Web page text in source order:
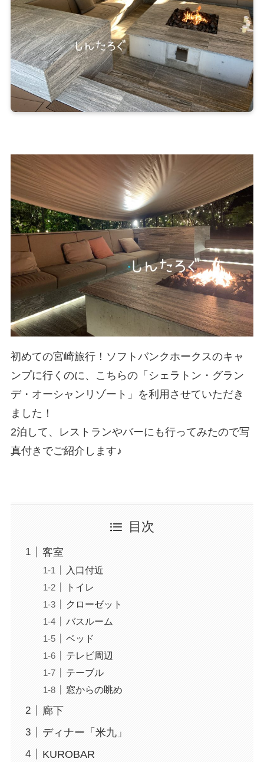
初めての宮崎旅行！ソフトバンクホークスのキャ
ンプに行くのに、こちらの「シェラトン・グラン
デ・オーシャンリゾート」を利用させていただき
ました！
2泊して、レストランやバーにも行ってみたので写
真付きでご紹介します♪
目次
客室
入口付近
トイレ
クローゼット
バスルーム
ベッド
テレビ周辺
テーブル
窓からの眺め
廊下
ディナー「米九」
KUROBAR